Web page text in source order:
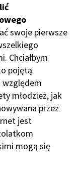
swoje pierwsze
Chciałbym
pojętą
względem
młodzież, jak
przez
jest
mogą się